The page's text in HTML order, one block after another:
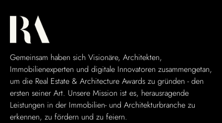
Gemeinsam haben sich Visionäre, Architekten,
Immobilienexperten und digitale Innovatoren zusammengetan,
um die Real Estate & Architecture Awards zu gründen - den
ersten seiner Art. Unsere Mission ist es, herausragende
Leistungen in der Immobilien- und Architekturbranche zu
erkennen, zu fördern und zu feiern.